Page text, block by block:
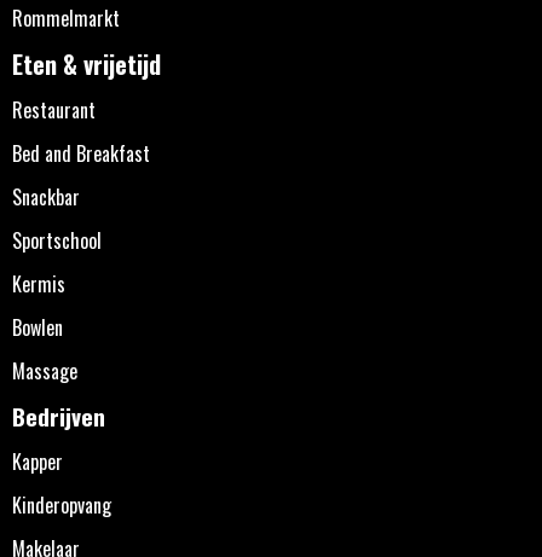
Rommelmarkt
Eten & vrijetijd
Restaurant
Bed and Breakfast
Snackbar
Sportschool
Kermis
Bowlen
Massage
Bedrijven
Kapper
Kinderopvang
Makelaar